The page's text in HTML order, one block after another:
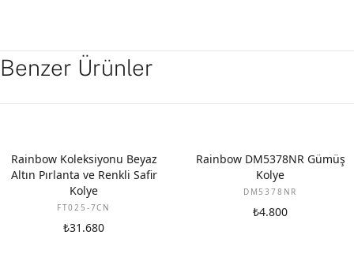
Benzer Ürünler
YENI
Rainbow Koleksiyonu Beyaz
Altın Pırlanta ve Renkli Safir
Kolye
FT025-7CN
₺31.680
Rainbow DM5378NR Gümüş
Kolye
DM5378NR
₺4.800